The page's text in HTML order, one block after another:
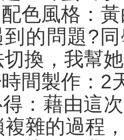
色風格：
的問題?
換，我幫
間製作：2
：藉由這
雜的過程